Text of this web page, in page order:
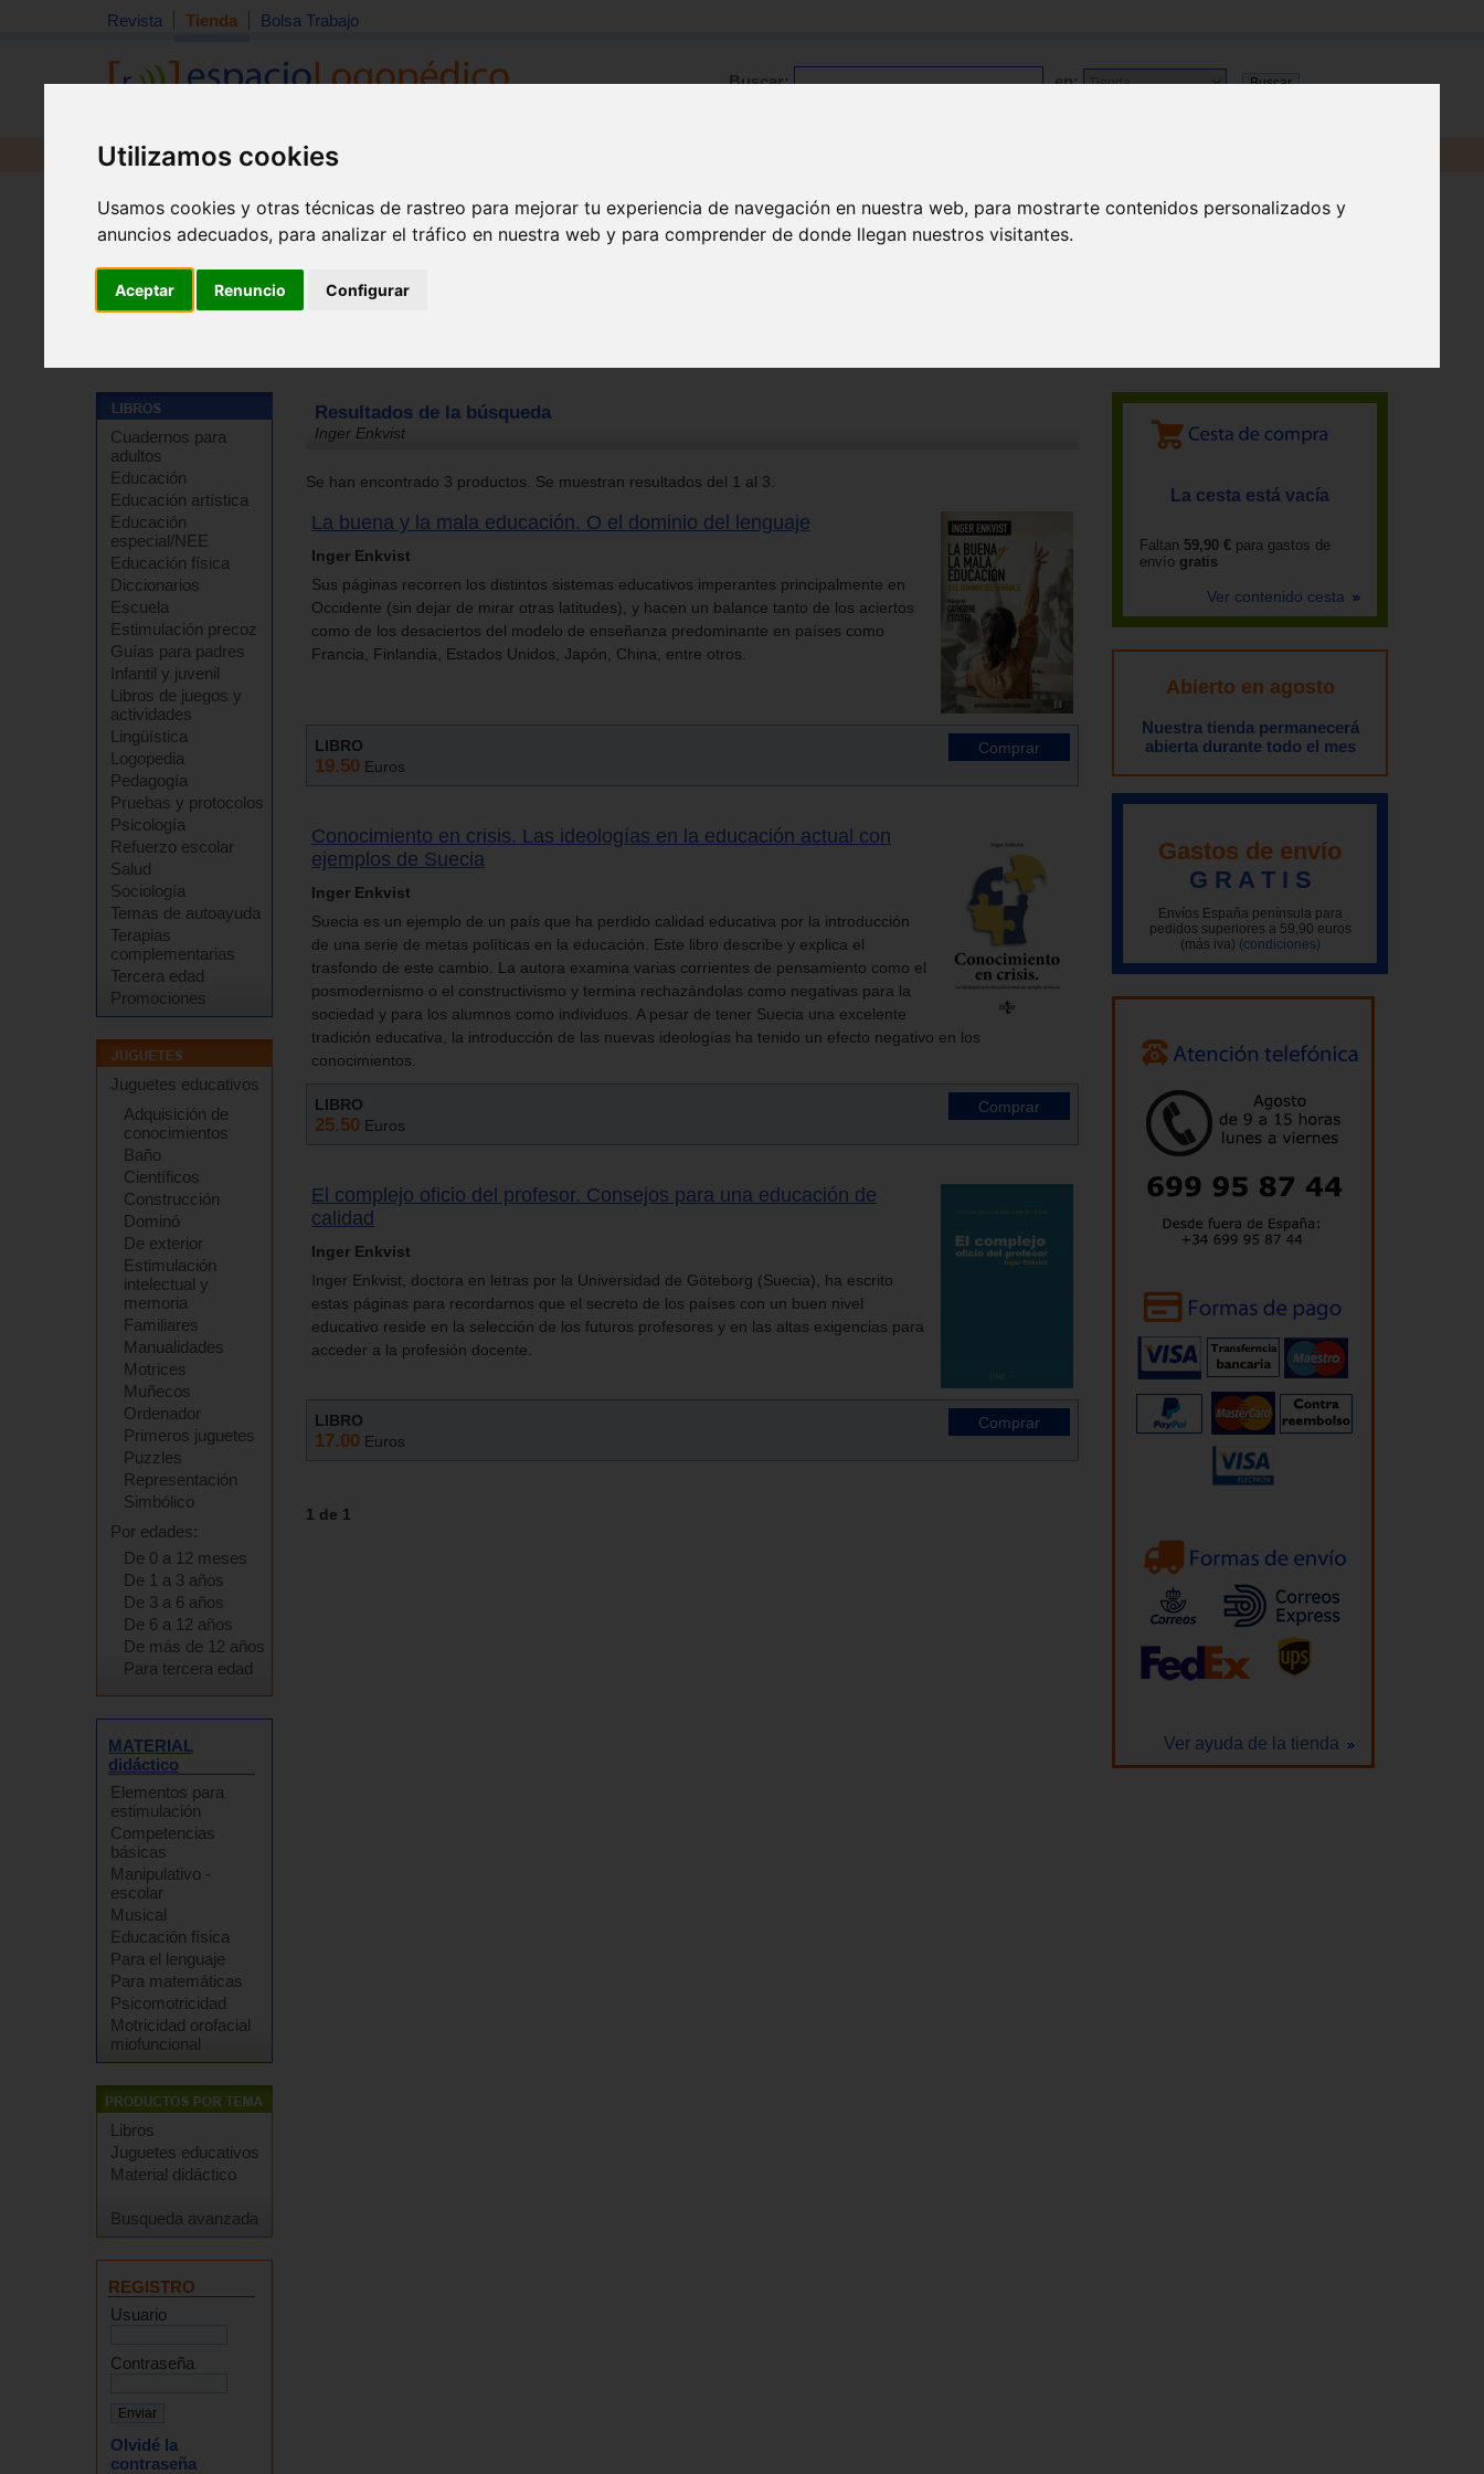
Utilizamos cookies
Usamos cookies y otras técnicas de rastreo para mejorar tu experiencia de navegación en nuestra web, para mostrarte contenidos personalizados y
anuncios adecuados, para analizar el tráfico en nuestra web y para comprender de donde llegan nuestros visitantes.
Aceptar Renuncio Configurar
Revista Tienda Bolsa Trabajo
Buscar: en:
Revista Libros Material
Cuadernos para
adultos
Educación
Educación artística
Educación
especial/NEE
Educación física
Diccionarios
Escuela
Estimulación precoz
Guías para padres
Infantil y juvenil
Libros de juegos y
actividades
Lingüística
Logopedia
Pedagogía
Pruebas y protocolos
Psicología
Refuerzo escolar
Salud
Sociología
Temas de autoayuda
Terapias
complementarias
Tercera edad
Promociones
Juguetes educativos
Adquisición de
conocimientos
Baño
Científicos
Construcción
Dominó
De exterior
Estimulación
intelectual y
memoria
Familiares
Manualidades
Motrices
Muñecos
Ordenador
Primeros juguetes
Puzzles
Representación
Simbólico
Por edades:
De 0 a 12 meses
De 1 a 3 años
De 3 a 6 años
De 6 a 12 años
De más de 12 años
Para tercera edad
MATERIAL
didáctico
Elementos para
estimulación
Competencias
básicas
Manipulativo -
escolar
Musical
Educación física
Para el lenguaje
Para matemáticas
Psicomotricidad
Motricidad orofacial
miofuncional
Libros
Juguetes educativos
Material didáctico
Busqueda avanzada
REGISTRO
Usuario
Contraseña
Olvidé la
contraseña
Resultados de la búsqueda
Inger Enkvist
Se han encontrado 3 productos. Se muestran resultados del 1 al 3.
La buena y la mala educación. O el dominio del lenguaje
Inger Enkvist
Sus páginas recorren los distintos sistemas educativos imperantes principalmente en
Occidente (sin dejar de mirar otras latitudes), y hacen un balance tanto de los aciertos
como de los desaciertos del modelo de enseñanza predominante en países como
Francia, Finlandia, Estados Unidos, Japón, China, entre otros.
LIBRO
19.50 Euros
Conocimiento en crisis. Las ideologías en la educación actual con
ejemplos de Suecia
Inger Enkvist
Suecia es un ejemplo de un país que ha perdido calidad educativa por la introducción
de una serie de metas políticas en la educación. Este libro describe y explica el
trasfondo de este cambio. La autora examina varias corrientes de pensamiento como el
posmodernismo o el constructivismo y termina rechazándolas como negativas para la
sociedad y para los alumnos como individuos. A pesar de tener Suecia una excelente
tradición educativa, la introducción de las nuevas ideologías ha tenido un efecto negativo en los
conocimientos.
LIBRO
25.50 Euros
El complejo oficio del profesor. Consejos para una educación de
calidad
Inger Enkvist
Inger Enkvist, doctora en letras por la Universidad de Göteborg (Suecia), ha escrito
estas páginas para recordarnos que el secreto de los países con un buen nivel
educativo reside en la selección de los futuros profesores y en las altas exigencias para
acceder a la profesión docente.
LIBRO
17.00 Euros
1 de 1
La cesta está vacía
Faltan 59,90 € para gastos de
envío gratis
Ver contenido cesta
Abierto en agosto
Nuestra tienda permanecerá
abierta durante todo el mes
Gastos de envío
G R A T I S
Envíos España península para
pedidos superiores a 59,90 euros
(más iva) (condiciones)
Ver ayuda de la tienda